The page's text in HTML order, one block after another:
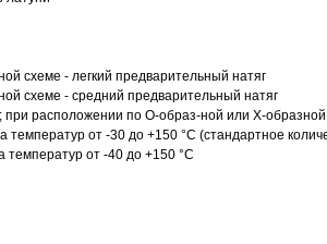
схеме - легкий предварительный натяг
схеме - средний предварительный натяг
расположении по О-образ-ной или Х-
от -30 до +150 °C (стандартное
температур от -40 до +150 °C